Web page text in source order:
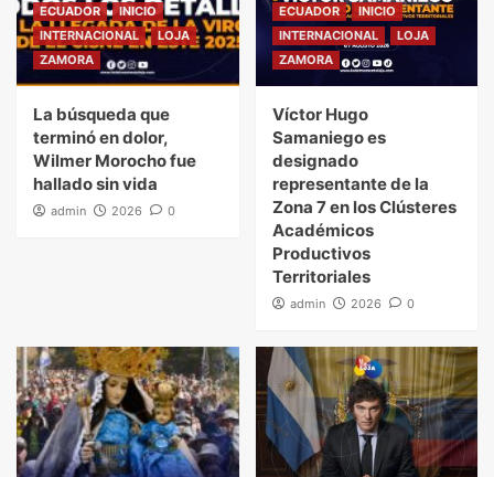
ECUADOR
INICIO
INTERNACIONAL
LOJA
ZAMORA
La búsqueda que
terminó en dolor,
Wilmer Morocho fue
hallado sin vida
admin 2026 0
ECUADOR
INICIO
INTERNACIONAL
LOJA
ZAMORA
Víctor Hugo
Samaniego es
designado
representante de la
Zona 7 en los Clústeres
Académicos
Productivos
Territoriales
admin 2026 0